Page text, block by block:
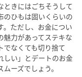
ときにはごちそうして
のひもは固いくらいの
。ただし、お金につい
魅力があってステキな
でなくても切り捨て
しい」とデートのお金
ーズでしょう。